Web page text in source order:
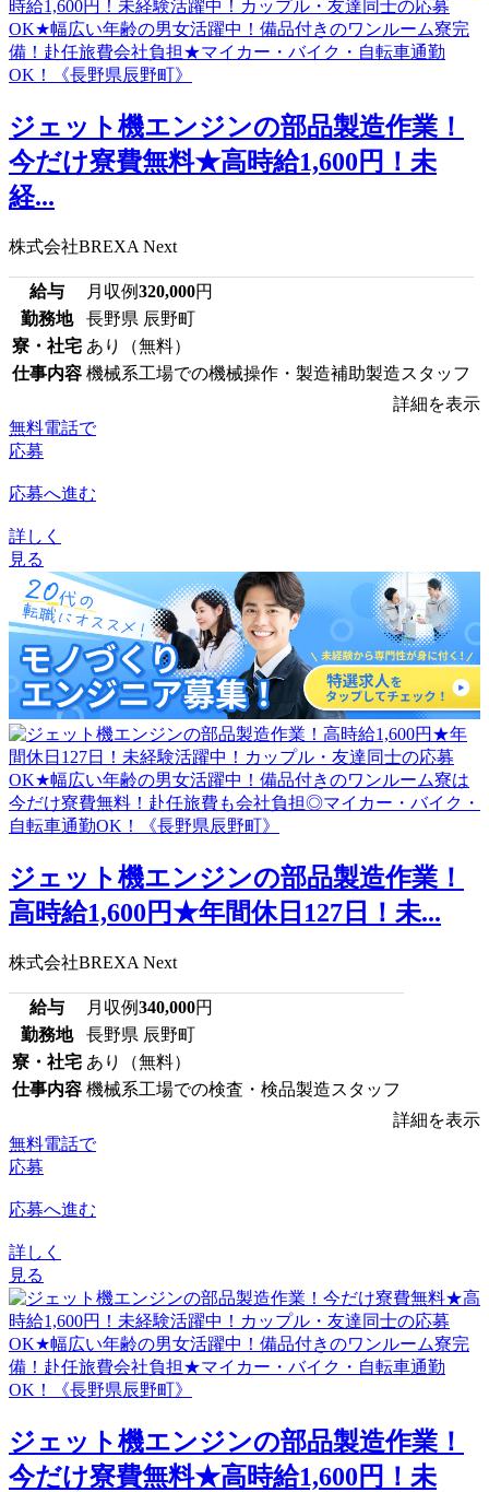
ジェット機エンジンの部品製造作業！
今だけ寮費無料★高時給1,600円！未
経...
株式会社BREXA Next
給与 月収例320,000円
勤務地
長野県 辰野町
寮・社宅 あり（無料）
仕事内容 機械系工場での機械操作・製造補助製造スタッフ
詳細を表示
無料電話で
応募
応募へ進む
詳しく
見る
ジェット機エンジンの部品製造作業！
高時給1,600円★年間休日127日！未...
株式会社BREXA Next
給与 月収例340,000円
勤務地
長野県 辰野町
寮・社宅 あり（無料）
仕事内容 機械系工場での検査・検品製造スタッフ
詳細を表示
無料電話で
応募
応募へ進む
詳しく
見る
ジェット機エンジンの部品製造作業！
今だけ寮費無料★高時給1,600円！未